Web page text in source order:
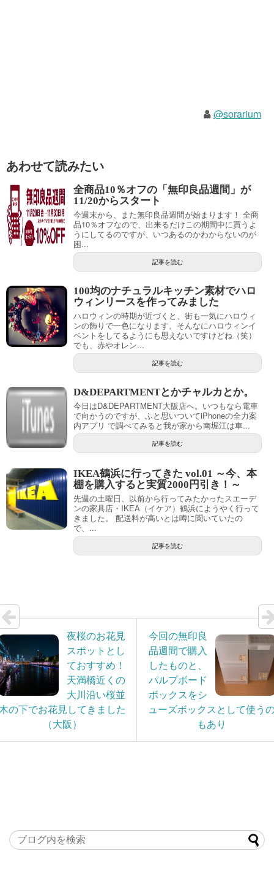
@sorarium
あわせて読みたい
全商品10％オフの「無印良品週間」が
11/20からスタート
今週末から、また無印良品週間が始まります！ 全商
品10％オフなので、出来るだけこの期間中に買うよ
うにしてるのですが、いつあるのかわからないのが
困...
記事を読む
100均のナチュラルキッチン素材でハロ
ウィンリースを作ってみました
ハロウィンの時期が近づくと、街も一気にハロウィ
ンの飾りで一色になります。そんなにハロウィンイ
ベントをしてるようにも思えないですけどね（笑）
でも、赤やオレン...
記事を読む
D&DEPARTMENTとかチャルカとか。
今日はD&DEPARTMENT大阪店へ。いつもなら電車
で向かうのですが、ふと思いついてiPhoneの全力案
内アプリ で調べてみると我が家から南堀江は車...
記事を読む
IKEA鶴浜に行ってきた vol.01 ～今、本
棚を購入すると実質2000円引き！～
先週の土曜日、以前から行ってみたかったスエーデ
ンの家具店・IKEA（イケア）鶴浜にようやく行って
きました。 配送料が高いとは噂に聞いていたの
で、...
記事を読む
夜桜のお花見
スポットとし
ておすすめ！
天満橋近くの
大川沿い桜並
の下でお花見してきました
（大阪）
今回の無印良
品週間で購入
したものと、
パルプボード
ボックスをシ
ューズボックスとして使う
もあり